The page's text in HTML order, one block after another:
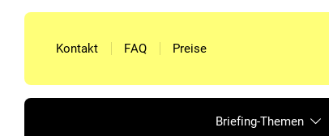
Kontakt FAQ Preise
Briefing-Themen